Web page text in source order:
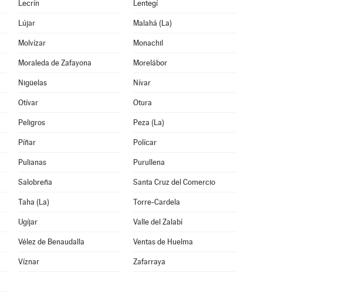
Lecrín Lentegí
Lújar Malahá (La)
Molvízar Monachil
Moraleda de Zafayona Morelábor
Nigüelas Nívar
Otívar Otura
Peligros Peza (La)
Píñar Polícar
Pulianas Purullena
Salobreña Santa Cruz del Comercio
Taha (La) Torre-Cardela
Ugíjar Valle del Zalabí
Vélez de Benaudalla Ventas de Huelma
Víznar Zafarraya